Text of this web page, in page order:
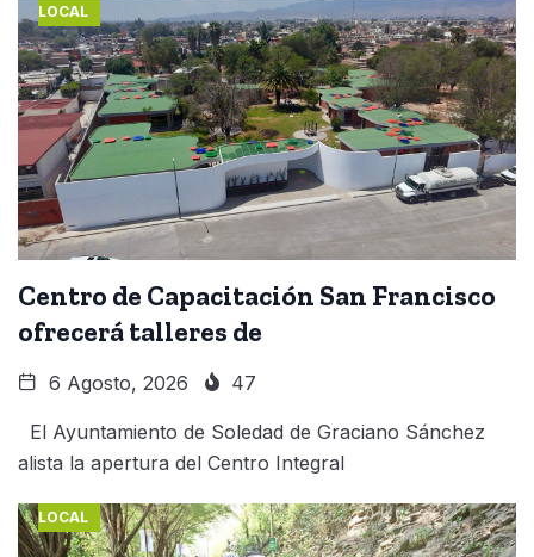
LOCAL
Centro de Capacitación San Francisco
ofrecerá talleres de
6 Agosto, 2026 47
El Ayuntamiento de Soledad de Graciano Sánchez
alista la apertura del Centro Integral
LOCAL